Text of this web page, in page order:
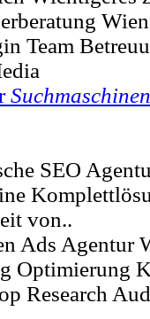
Team
SEO
von..
Ads Agentur
Optimierung
Research